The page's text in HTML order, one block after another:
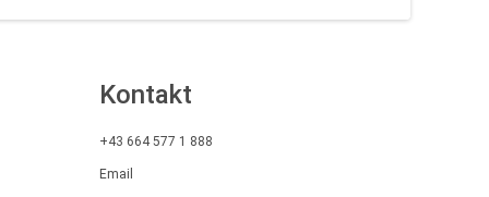
Kontakt
+43 664 577 1 888
Email